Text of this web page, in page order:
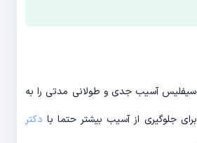
آسیب جدی و طولانی مدتی را به
جلوگیری از آسیب بیشتر حتما با دکتر